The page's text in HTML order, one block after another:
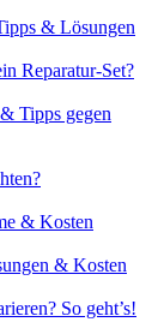
& Lösungen
Reparatur-Set?
Tipps gegen
& Kosten
& Kosten
So geht’s!